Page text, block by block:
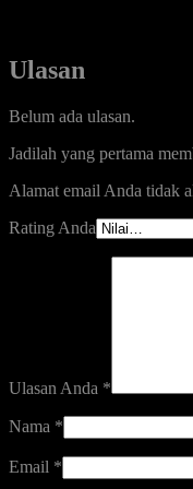
Ulasan
Belum ada ulasan.
Jadilah yang pertama
Alamat email Anda tidak
Rating Anda
Ulasan Anda *
Nama *
Email *